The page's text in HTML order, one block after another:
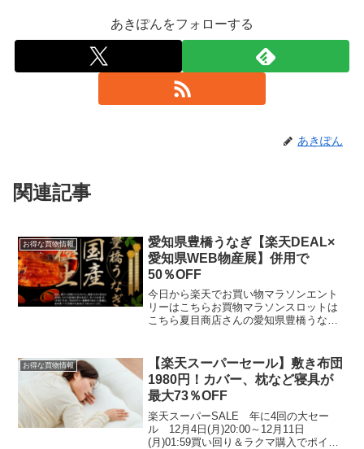
あきぽんをフォローする
あきぽん
関連記事
お得な買物情報
愛知県豊橋うなぎ【楽天DEAL×
愛知県WEB物産展】併用で
50％OFF
今日から楽天でお買い物マラソンエント
リーはこちらお買物マラソンスロットは
こちら夏目商店さんの愛知県豊橋うなぎ
購入で使える30％OFFクーポン対象商品
10個まで使...
お得な買物情報
【楽天スーパーセール】敷き布団
1980円！カバー、枕など寝具が
最大73％OFF
楽天スーパーSALE 年に4回の大セー
ル 12月4日(月)20:00～12月11日
(月)01:59買い回り＆ラクマ購入でポイン